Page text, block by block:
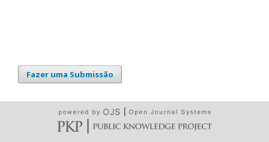
Fazer uma Submissão